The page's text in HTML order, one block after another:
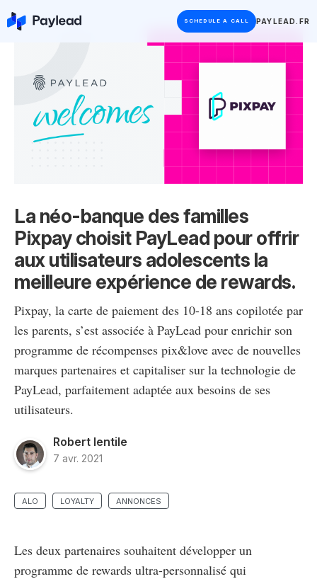
SCHEDULE A CALL PAYLEAD.FR
La néo-banque des familles
Pixpay choisit PayLead pour offrir
aux utilisateurs adolescents la
meilleure expérience de rewards.
Pixpay, la carte de paiement des 10-18 ans copilotée par
les parents, s’est associée à PayLead pour enrichir son
programme de récompenses pix&love avec de nouvelles
marques partenaires et capitaliser sur la technologie de
PayLead, parfaitement adaptée aux besoins de ses
utilisateurs.
Robert Ientile
7 avr. 2021
ALO LOYALTY ANNONCES
Les deux partenaires souhaitent développer un
programme de rewards ultra-personnalisé qui